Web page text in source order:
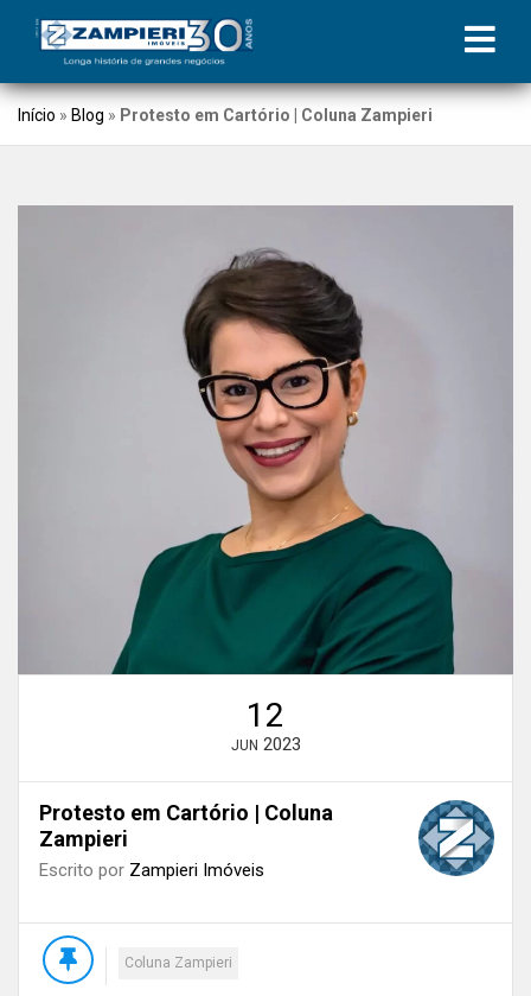
Início » Blog » Protesto em Cartório | Coluna Zampieri
12
JUN 2023
Protesto em Cartório | Coluna
Zampieri
Escrito por Zampieri Imóveis
Coluna Zampieri